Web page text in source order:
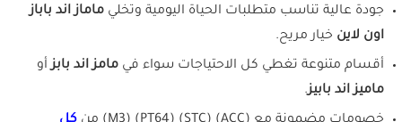
جودة عالية تناسب متطلبات الحياة اليومية وتخلي ماماز اند باباز
اون لاين خيار مريح.
أقسام متنوعة تغطي كل الاحتياجات سواء في مامز اند بابزأو
ماميز اند بابيز.